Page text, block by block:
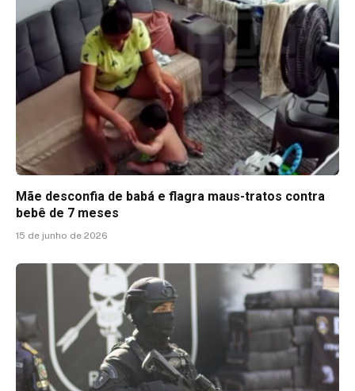
Mãe desconfia de babá e flagra maus-tratos contra
bebê de 7 meses
15 de junho de 2026